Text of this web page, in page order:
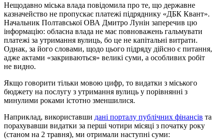
Нещодавно міська влада повідомила про те, що державне
казначейство не пропускає платежі підряднику «ДБК Квант».
Начальник Полтавської ОВА Дмитро Лунін заперечив цю
інформацію: обласна влада не має повноважень гальмувати
платежі за утримання вулиць, бо це не капітальні витрати.
Однак, за його словами, щодо цього підряду дійсно є питання,
адже актами «закриваються» великі суми, а особливих робіт
не видно.
Якщо говорити тільки мовою цифр, то видатки з міського
бюджету на послугу з утримання вулиць у порівнянні з
минулими роками істотно зменшилися.
Наприклад, використавши дані порталу публічних фінансів та
порахувавши видатки за перші чотири місяці з початку року
(станом на 2 травня), ми отримали наступні суми: